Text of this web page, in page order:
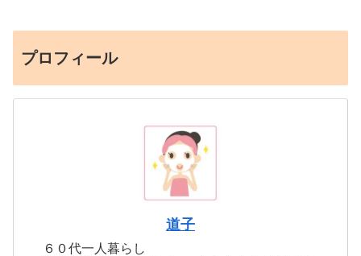
プロフィール
道子
６０代一人暮らし